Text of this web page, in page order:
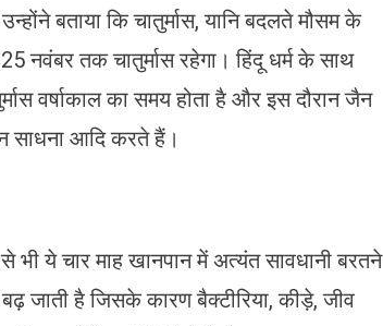
बताया कि चातुर्मास, यानि बदलते मौसम के
तक चातुर्मास रहेगा। हिंदू धर्म के साथ
वर्षाकाल का समय होता है और इस दौरान जैन
साधना आदि करते हैं।
से भी ये चार माह खानपान में अत्यंत सावधानी बरतने
जाती है जिसके कारण बैक्टीरिया, कीड़े, जीव